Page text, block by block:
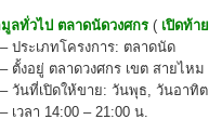
ลทั่วไป ตลาดนัดวงศกร ( เปิดท้า
ประเภทโครงการ: ตลาดนัด
ตั้งอยู่ ตลาดวงศกร เขต สายไห
วันที่เปิดให้ขาย: วันพุธ, วันอาทิ
เวลา 14:00 – 21:00 น.